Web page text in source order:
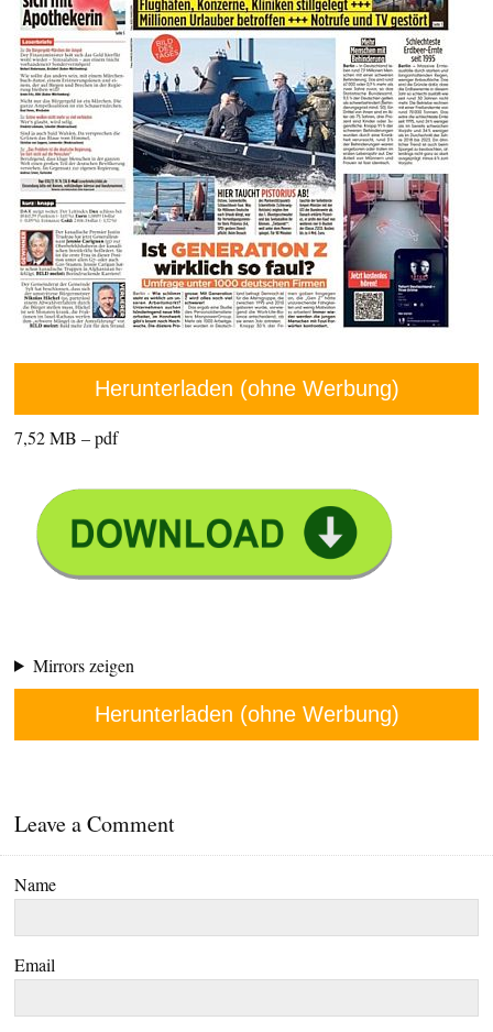
Herunterladen (ohne Werbung)
7,52 MB – pdf
Mirrors zeigen
Herunterladen (ohne Werbung)
Leave a Comment
Name
Email